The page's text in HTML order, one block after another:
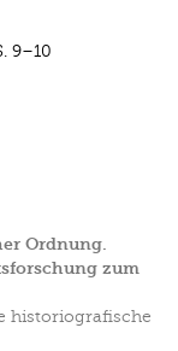
9–10
Ordnung.
zum
historiografische